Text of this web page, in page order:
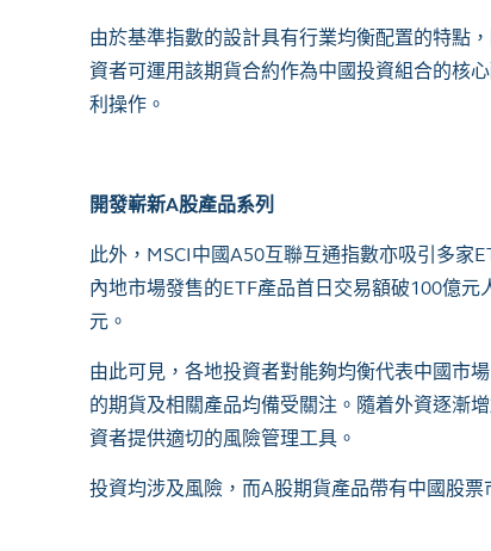
由於基準指數的設計具有行業均衡配置的特點
資者可運用該期貨合約作為中國投資組合的核
利操作。
開發嶄新A股產品系列
此外， MSCI中國A50互聯互通指數亦吸引多家
內地市場發售的ETF產品首日交易額破100億元
元。
由此可見，各地投資者對能夠均衡代表中國市
的期貨及相關產品均備受關注。隨着外資逐漸
資者提供適切的風險管理工具。
投資均涉及風險，而A股期貨產品帶有中國股票